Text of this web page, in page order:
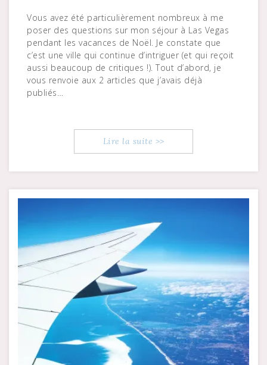
Vous avez été particulièrement nombreux à me
poser des questions sur mon séjour à Las Vegas
pendant les vacances de Noël. Je constate que
c’est une ville qui continue d’intriguer (et qui reçoit
aussi beaucoup de critiques !). Tout d’abord, je
vous renvoie aux 2 articles que j’avais déjà
publiés…
Lire la suite >>